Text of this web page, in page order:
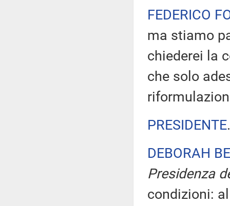
FEDERICO
ma stiamo
chiederei la
che solo
PRESIDENTE
DEBORAH
Presidenza
condizioni: